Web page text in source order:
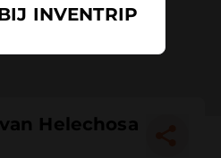
Helechosa
INVENTRIP